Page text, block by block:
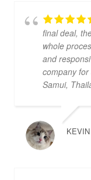
constantly
even made
changes
markets.
commission
me later.
final deal,
whole
and
company
Samui,